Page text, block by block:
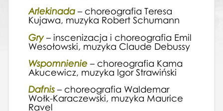
Arlekinada – choreografia Teresa
Kujawa, muzyka Robert Schumann
Gry – inscenizacja i choreografia Emil
Wesołowski, muzyka Claude Debussy
Wspomnienie – choreografia Kama
Akucewicz, muzyka Igor Strawiński
Dafnis – choreografia Waldemar
Wołk-Karaczewski, muzyka Maurice
Ravel